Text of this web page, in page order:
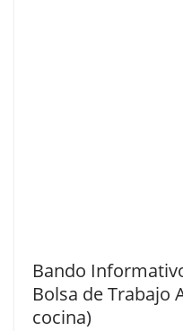
Bando
Bolsa de Trabajo
cocina)